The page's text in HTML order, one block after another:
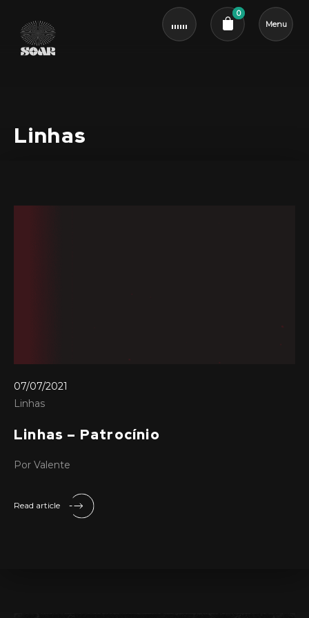
0
Menu
Linhas
07/07/2021
Linhas
Linhas – Patrocínio
Por Valente
Read article